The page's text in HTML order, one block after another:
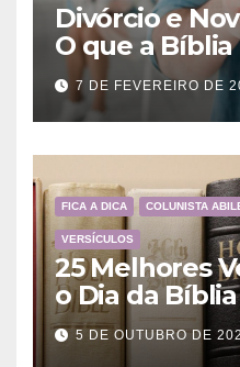
Divórcio e
O que a
ensina
7 DE FEVEREIRO DE
FICA A DICA COLUNISTA
VERSÍCULOS
25 Melhores
o Dia da
a importância
Deus
5 DE OUTUBRO DE